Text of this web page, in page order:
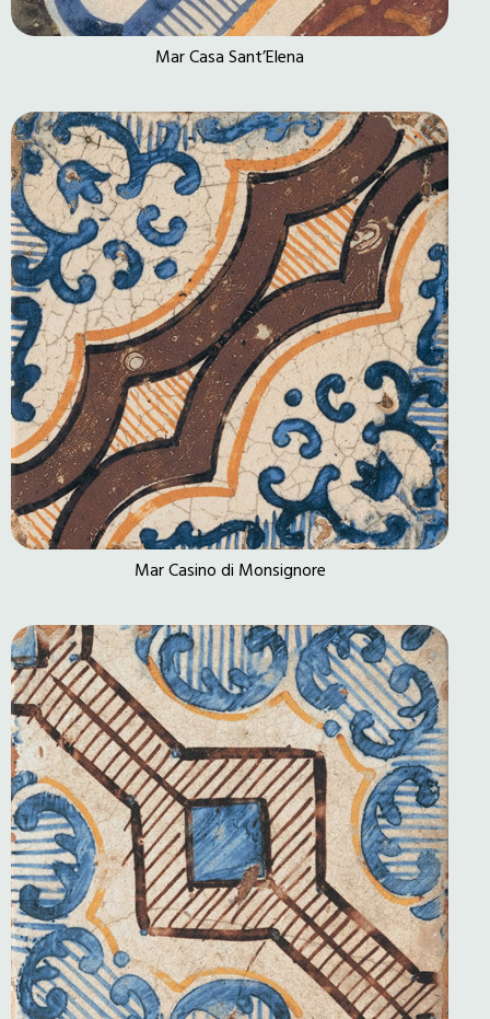
Mar Casa Sant’Elena
Mar Casino di Monsignore